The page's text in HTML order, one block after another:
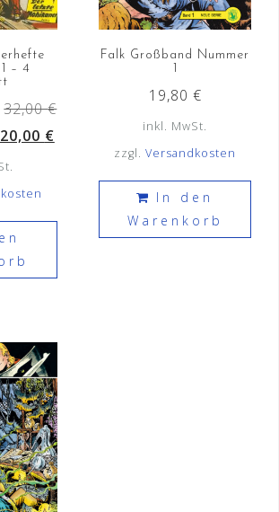
– 4
32,00€
20,00 €Aktueller
Falk Großband Nummer
1
19,80 €
inkl. MwSt.
zzgl.Versandkosten
In den
Warenkorb